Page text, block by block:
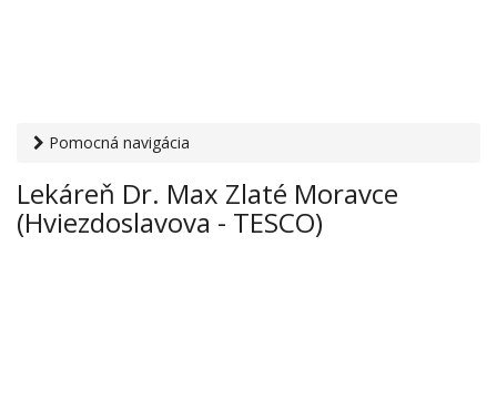
Pomocná navigácia
Zlaté Moravce (Hviezdoslavova - TESCO)
Lekáreň Dr. Max Zlaté Moravce
(Hviezdoslavova - TESCO)